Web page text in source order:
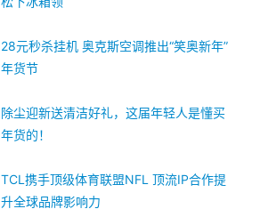
28元秒杀挂机 奥克斯空调推出“笑奥新年”
年货节
除尘迎新送清洁好礼，这届年轻人是懂买
年货的！
TCL携手顶级体育联盟NFL 顶流IP合作提
升全球品牌影响力